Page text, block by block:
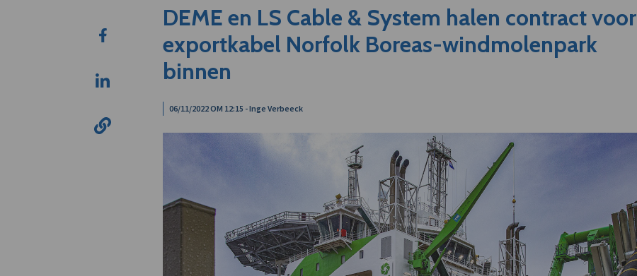
DEME en LS Cable & System halen contract voor
exportkabel Norfolk Boreas-windmolenpark
binnen
06/11/2022 OM 12:15 - Inge Verbeeck